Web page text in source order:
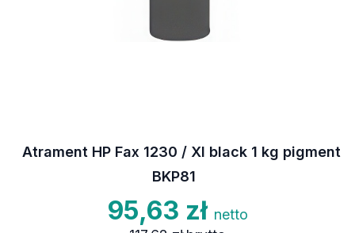
Atrament HP Fax 1230 / XI black 1 kg pigment
BKP81
95,63 zł netto